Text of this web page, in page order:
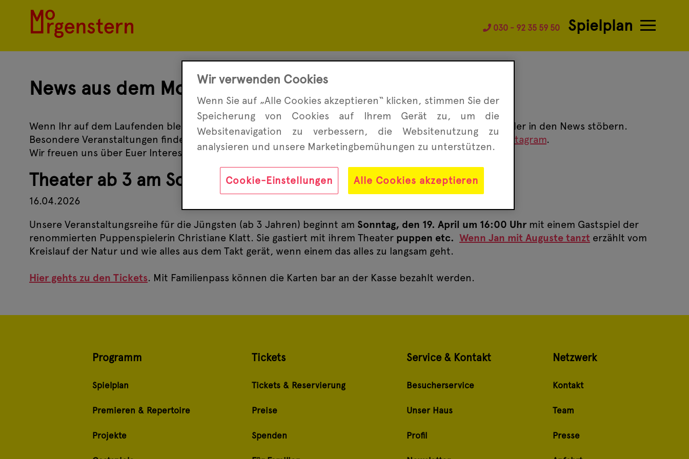
030 - 92 35 59 50 Spielplan
News aus dem Morgenstern
Wenn Ihr auf dem Laufenden bleiben wollt, was im Morgenstern passiert, dann könnt Ihr immer mal wieder in den News stöbern.
Besondere Veranstaltungen findet Ihr unter
Highlights . Oder aber Ihr besucht uns auf Facebookoder Instagram.
Wir freuen uns über Euer Interesse.
Theater ab 3 am Sonntag
16.04.2026
Unsere Veranstaltungsreihe für die Jüngsten (ab 3 Jahren) beginnt am Sonntag, den 19. April um 16:00 Uhr mit einem Gastspiel der
renommierten Puppenspielerin Christiane Klatt. Sie gastiert mit ihrem Theater puppen etc. Wenn Jan mit Auguste tanzt erzählt vom
Kreislauf der Natur und wie alles aus dem Takt gerät, wenn einem das alles zu langsam geht.
Hier gehts zu den Tickets. Mit Familienpass können die Karten bar an der Kasse bezahlt werden.
Programm
Spielplan
Premieren & Repertoire
Projekte
Tickets
Tickets & Reservierung
Preise
Spenden
Service & Kontakt
Besucherservice
Unser Haus
Profil
Netzwerk
Kontakt
Team
Presse
Wir verwenden Cookies
Wenn Sie auf „Alle Cookies akzeptieren“ klicken, stimmen Sie der
Speicherung von Cookies auf Ihrem Gerät zu, um die
Websitenavigation zu ver­bessern, die Website­nutzung zu
analysieren und unsere Marketing­bemühungen zu unterstützen.
Alle Cookies akzeptieren
Cookie-Einstellungen